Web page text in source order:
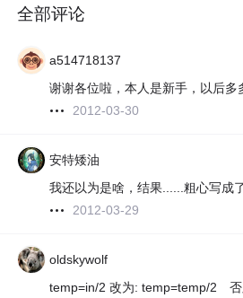
全部评论
a514718137
谢谢各位啦，本人是新手，以后多
2012-03-30
安特矮油
我还以为是啥，结果......粗心写成
2012-03-29
oldskywolf
temp=in/2 改为: temp=temp/2 否